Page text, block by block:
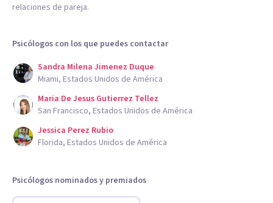
relaciones de pareja.
Psicólogos con los que puedes contactar
Sandra Milena Jimenez Duque
Miami, Estados Unidos de América
Maria De Jesus Gutierrez Tellez
San Francisco, Estados Unidos de América
Jessica Perez Rubio
Florida, Estados Unidos de América
Psicólogos nominados y premiados